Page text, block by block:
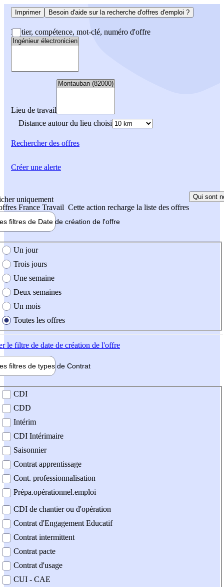
Imprimer Besoin d'aide sur la recherche d'offres d'emploi ?
Métier, compétence, mot-clé, numéro d'offre
Lieu de travail
Distance autour du lieu choisi
Rechercherdes offres
uniquement
France Travail Cette action recharge la liste des offres
Qui sont
filtres de Date de création de l'offre
création de l'offre
Un jour
Trois jours
Une semaine
Deux semaines
Un mois
Toutes les offres
le filtre de date de création de l'offre
filtres de types de Contrat
contrat
CDI
CDD
Intérim
CDI Intérimaire
Saisonnier
Contrat apprentissage
Cont. professionnalisation
Prépa.opérationnel.emploi
CDI de chantier ou d'opération
Contrat d'Engagement Educatif
Contrat intermittent
Contrat pacte
Contrat d'usage
CUI - CAE
Créer une alerte